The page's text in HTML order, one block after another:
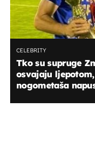
CELEBRITY
Tko su supruge
osvajaju
nogometaša